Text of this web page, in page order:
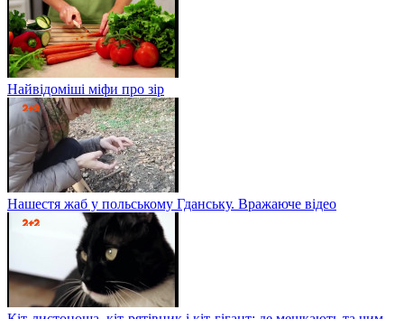
Найвідоміші міфи про зір
Нашестя жаб у польському Гданську. Вражаюче відео